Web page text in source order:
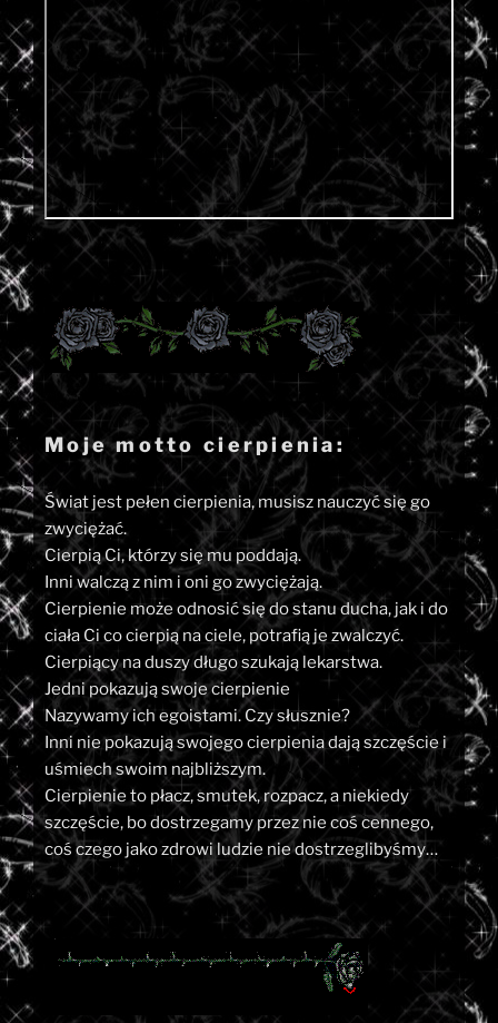
Moje motto cierpienia:
Świat jest pełen cierpienia, musisz nauczyć się go
zwyciężać.
Cierpią Ci, którzy się mu poddają.
Inni walczą z nim i oni go zwyciężają.
Cierpienie może odnosić się do stanu ducha, jak i do
ciała Ci co cierpią na ciele, potrafią je zwalczyć.
Cierpiący na duszy długo szukają lekarstwa.
Jedni pokazują swoje cierpienie
Nazywamy ich egoistami. Czy słusznie?
Inni nie pokazują swojego cierpienia dają szczęście i
uśmiech swoim najbliższym.
Cierpienie to płacz, smutek, rozpacz, a niekiedy
szczęście, bo dostrzegamy przez nie coś cennego,
coś czego jako zdrowi ludzie nie dostrzeglibyśmy…